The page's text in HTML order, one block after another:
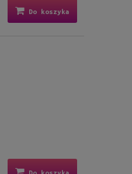
Do koszyka
Do koszyka